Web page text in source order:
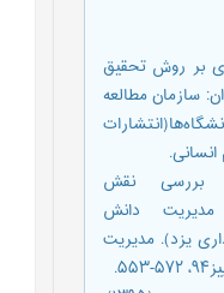
(۱۴۰۱)، مقدمه‌ای بر روش تحقیق
سازمان مطالعه
حمیدرضا. (۱۳۹۴). بررسی نقش
مدیریت دانش
یزد). مدیریت